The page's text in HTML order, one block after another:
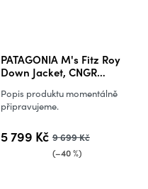
PATAGONIA M's Fitz Roy
Down Jacket, CNGR
5 799 Kč 9 699 Kč
(–40 %)
Popis produktu momentálně
připravujeme.